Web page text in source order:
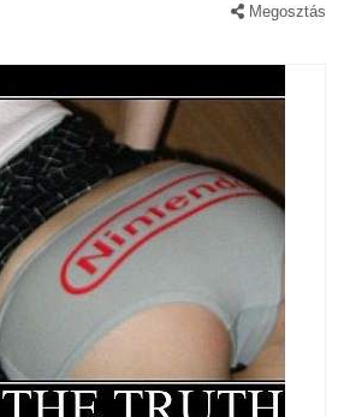
Megosztás